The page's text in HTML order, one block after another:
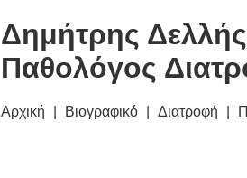
Δημήτρης
Παθολόγος
Αρχική Βιογραφικό Διατροφή